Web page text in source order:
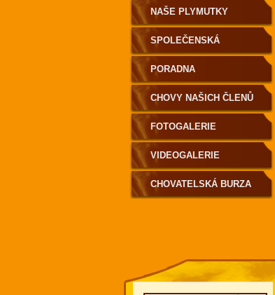
NAŠE PLYMUTKY
SPOLEČENSKÁ
KRONIKA
PORADNA
CHOVY NAŠICH ČLENŮ
FOTOGALERIE
VIDEOGALERIE
CHOVATELSKÁ BURZA